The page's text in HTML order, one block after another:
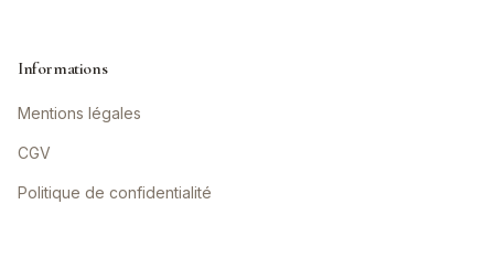
Informations
Mentions légales
CGV
Politique de confidentialité